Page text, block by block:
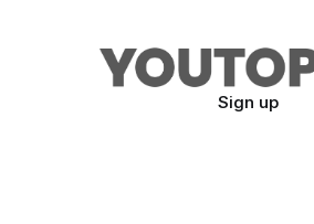
Sign up